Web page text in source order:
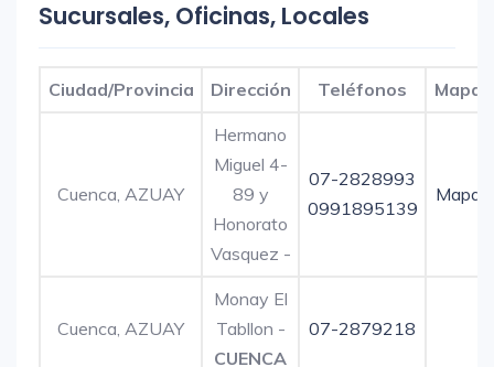
Sucursales, Oficinas, Locales
Ciudad/Provincia Dirección Teléfonos Mapa
Cuenca, AZUAY
Hermano
Miguel 4-
89 y
Honorato
Vasquez -
07-2828993
0991895139
Mapa
Cuenca, AZUAY
Monay El
Tabllon -
CUENCA
07-2879218